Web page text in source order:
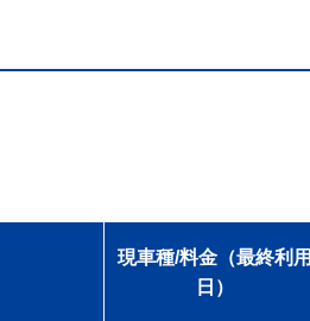
現車種/料金（最終利用
日）